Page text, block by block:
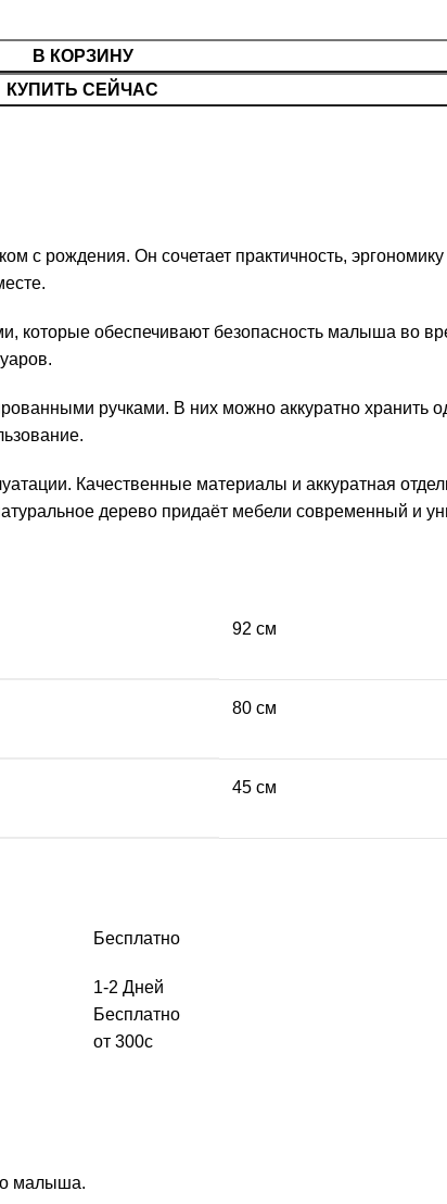
В КОРЗИНУ
КУПИТЬ СЕЙЧАС
с рождения. Он сочетает практичность,
обеспечивают безопасность малыша во
ручками. В них можно аккуратно хранить
Качественные материалы и аккуратная
дерево придаёт мебели современный и
92 см
80 см
45 см
Бесплатно
1-2 Дней
Бесплатно
от 300с
малыша.